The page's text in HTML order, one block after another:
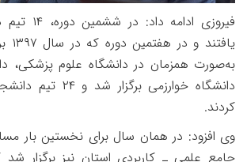
فیروزی ادامه داد: در ششمین دوره،۱۴ تیم
یافتند و در هفتمین دوره که در سال ۱۳۹۷
به‌صورت همزمان در دانشگاه علوم پزشکی،
دانشگاه خوارزمی برگزار شد و۲۴ تیم
کردند.
وی افزود: در همان سال برای نخستین بار
جامع علمی ـ کاربردی استان نیز برگزار شد